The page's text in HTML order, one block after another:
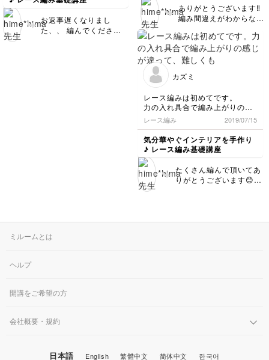
字の細編みで2目一度を
編みます） 次は、2回、
細編みを普通に1目ず
つ、編みます。 ここま
でで、9段目の4目めまで
編めているので、次の5
目めと6目めでまた2目一
度を編みます。 細編み2
目一度を1回（前の段の1
目めと2目め）→細編み1
目1回（前の段の3目め）
→細編みの1目1回（前の
段の4目め）→細編み2目
一度を1回（前の段の5目
めと6目め） この繰り返
しになります。 編み目
に慣れてくると何目めを
編んでいるかもわかって
りがとうございます！
ます😊
お返事遅くなりまし
た、、 編んでくださっ
こともあります。でも、
とても綺麗に編まれてい
ありがとうございます‼️
編み間違えがわからない
れてますね😊✨
カズミ
レース編みは初めてです。
力の入れ具合で編み上がりの感
じが違って、難しくも面白かっ
たです❗
レース編み 2019/07/15
気分華やぐインテリアを手作り
♪ レース編み基礎講座
たくさん編んで頂いてあ
りがとうございます😊初
いる糸の色も夏らしい爽
ミルームとは
ヘルプ
開講をご希望の方
会社概要・規約
日本語 English 繁體中文 简体中文 한국어